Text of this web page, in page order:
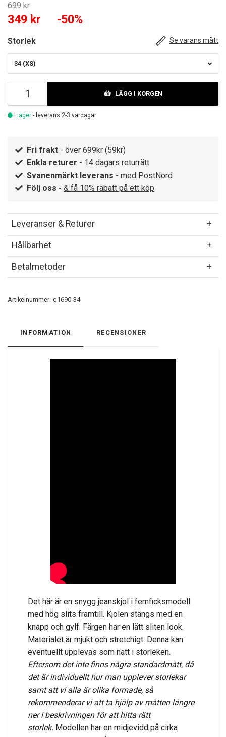
699 kr
349 kr -50%
Storlek Se varans mått
34 (XS)
LÄGG I KORGEN
I lager - leverans 2-3 vardagar
Fri frakt - över 699kr (59kr)
Enkla returer - 14 dagars returrätt
Svanenmärkt leverans - med PostNord
Följ oss - & få 10% rabatt på ett köp
Leveranser & Returer
Hållbarhet
Betalmetoder
Artikelnummer: q1690-34
INFORMATION RECENSIONER
Det här är en snygg jeanskjol i femficksmodell
med hög slits framtill. Kjolen stängs med en
knapp och gylf. Färgen har en lätt sliten look.
Materialet är mjukt och stretchigt. Denna kan
eventuellt upplevas som nätt i storleken.
Eftersom det inte finns några standardmått, då
det är individuellt hur man upplever storlekar
samt att vi alla är olika formade, så
rekommenderar vi att ta hjälp av måtten längre
ner i beskrivningen för att hitta rätt
storlek. Modellen har en midjevidd på cirka